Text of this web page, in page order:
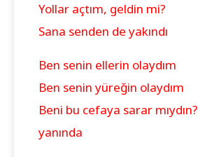
Yollar açtım, geldin mi?
Sana senden de yakındı
Ben senin ellerin olaydım
Ben senin yüreğin olaydım
Beni bu cefaya sarar mıydın?
yanında